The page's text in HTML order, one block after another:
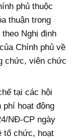
phủ thuộc
thuận trong
Nghị định
Chính phủ về
chức, viên chức
tại các hội
hoạt động
NĐ-CP ngày
tổ chức, hoạt